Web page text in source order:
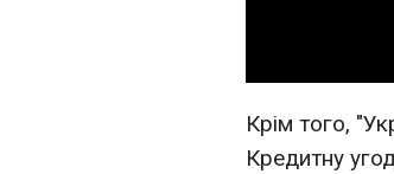
Крім того,
Кредитну